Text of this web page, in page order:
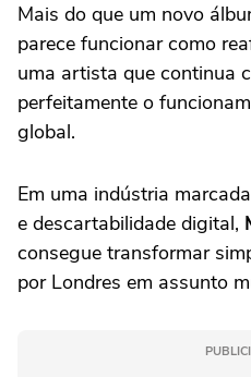
Mais do que um novo
parece funcionar como
uma artista que continua
perfeitamente o
global.
Em uma indústria
e descartabilidade digital,
consegue transformar
por Londres em assunto